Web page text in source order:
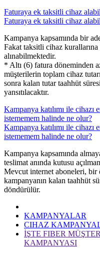
Faturaya ek taksitli cihaz
Faturaya ek taksitli cihaz
​​Kampanya kapsamında bir
Fakat taksitli cihaz
alınabilmektedir.
* Altı (6) fatura döneminden
müşterilerin toplam cihaz
sonra kalan tutar taahhüt
yansıtılacaktır. ​
Kampanya katılımı ile cihazı
istememem halinde ne olur?
Kampanya katılımı ile cihazı
istememem halinde ne olur?
​Kampanya kapsamında
teslimat anında kutusu
Mevcut internet aboneleri, bir
kampanyanın kalan taahhüt
döndürülür. ​
KAMPANYALAR
CIHAZ
İŞTE FIBER
KAMPANYASI